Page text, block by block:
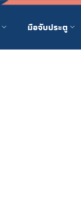
มือจับประตู